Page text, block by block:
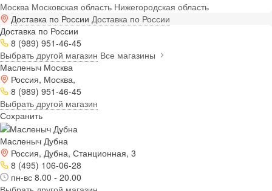
Москва Московская область Нижегородская область
Доставка по России Доставка по России
Доставка по России
8 (989) 951-46-45
Выбрать другой магазин Все магазины
Масленыч Москва
Россия, Москва,
8 (989) 951-46-45
Выбрать другой магазин
Сохранить
Масленыч Дубна
Россия, Дубна, Станционная, 3
8 (495) 106-06-28
пн-вс 8.00 - 20.00